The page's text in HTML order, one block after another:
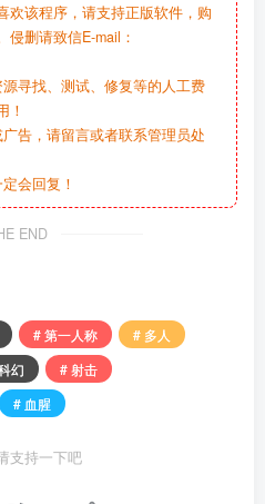
欢该程序，请支持正版软件，购
删请致信E-mail：
寻找、测试、修复等的人工费
！
告，请留言或者联系管理员处
会回复！
END
# 第一人称
# 多人
幻
# 射击
# 血腥
支持一下吧